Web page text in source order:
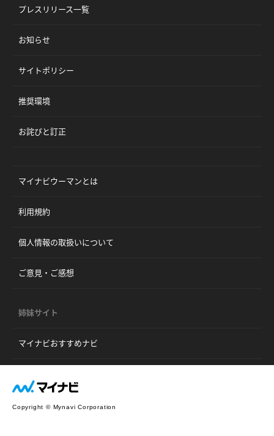
プレスリリース一覧
お知らせ
サイトポリシー
推奨環境
お詫びと訂正
マイナビウーマンとは
利用規約
個人情報の取扱いについて
ご意見・ご感想
姉妹サイト
マイナビおすすめナビ
Copyright © Mynavi Corporation